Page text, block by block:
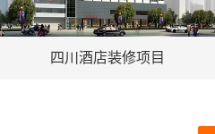
地址：四川四川酒店装修项目